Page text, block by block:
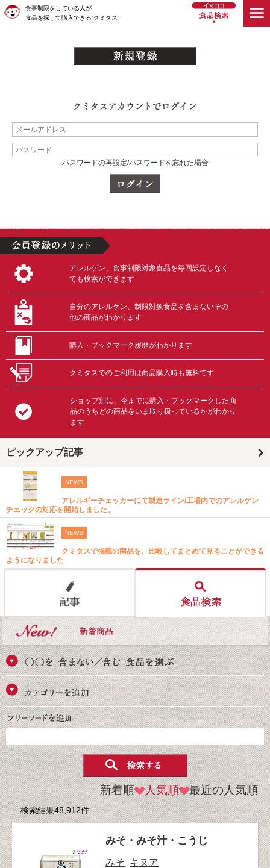
食事制限をしている人が
食品を探して購入できる“クミタス”
パスワードの再設定/パスワードを忘れた場合
アレルゲン、食事制限対象食品を毎回設定しなく
ても検索ができます
自分のアレルゲン、制限対象食品を含まないその
他の商品がわかります
購入・ブックマーク履歴がわかります
クミタスでのご利用は商品購入時も無料です
ショップ別に、今までに購入・ブックマークした商
品のうちどの商品をいま取り扱っているかがわかり
ます
ピックアップ記事
NEWS
アレルギーチェッカーにて製造ライン/工場内でのアレルゲン
チェックの対応を開始しました。
NEWS
クミタスで掲載の商品を、比較してまとめて見ることができる
ようになりました
新着順 人気順 最近の人気順
検索結果48,912件
みそ・みそ汁・こうじ
みそ キヌア